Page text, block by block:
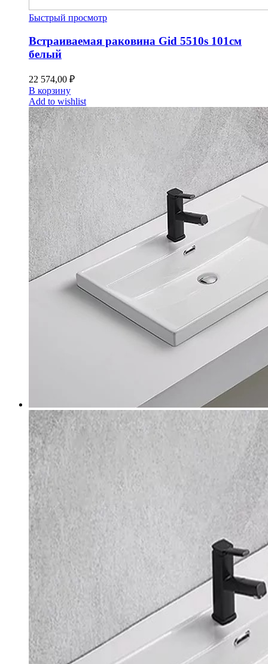
Быстрый просмотр
Встраиваемая раковина Gid 5510s 101см
белый
22 574,00 ₽
В корзину
Add to wishlist